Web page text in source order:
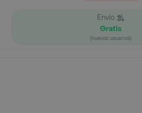
Envío
Gratis
(nuevos usuarios)